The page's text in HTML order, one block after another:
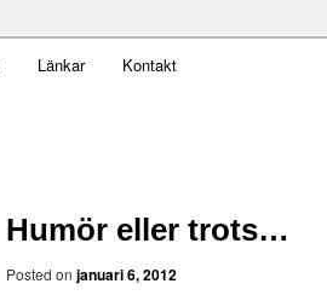
Länkar Kontakt
Humör eller trots…
Posted on januari 6, 2012